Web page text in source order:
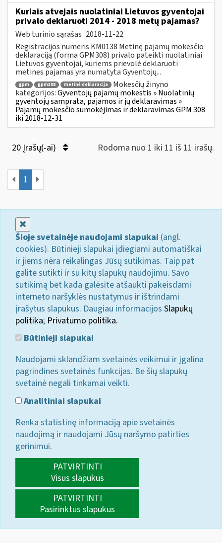
Kuriais atvejais nuolatiniai Lietuvos gyventojai
privalo deklaruoti 2014 - 2018 metų pajamas?
Web turinio sąrašas 2018-11-22
Registracijos numeris KM0138 Metinę pajamų mokesčio
deklaraciją (forma GPM308) privalo pateikti nuolatiniai
Lietuvos gyventojai, kuriems prievolė deklaruoti
metines pajamas yra numatyta Gyventojų...
gpm gpm308 metinė deklaracija
Mokesčių žinyno
kategorijos:Gyventojų pajamų mokestis » Nuolatinių
gyventojų samprata, pajamos ir jų deklaravimas »
Pajamų mokesčio sumokėjimas ir deklaravimas GPM 308
iki 2018-12-31
20 Įrašų(-ai) Rodoma nuo 1 iki 11 iš 11 irašų.
1
Šioje svetainėje naudojami slapukai (angl.
cookies). Būtinieji slapukai įdiegiami automatiškai
ir jiems nėra reikalingas Jūsų sutikimas. Taip pat
galite sutikti ir su kitų slapukų naudojimu. Savo
sutikimą bet kada galėsite atšaukti pakeisdami
interneto naršyklės nustatymus ir ištrindami
įrašytus slapukus. Daugiau informacijos Slapukų
politika; Privatumo politika.
Būtinieji slapukai
Naudojami sklandžiam svetainės veikimui ir įgalina
pagrindines svetainės funkcijas. Be šių slapukų
svetainė negali tinkamai veikti.
Analitiniai slapukai
Renka statistinę informaciją apie svetainės
naudojimą ir naudojami Jūsų naršymo patirties
gerinimui.
PATVIRTINTI
Visus slapukus
PATVIRTINTI
Pasirinktus slapukus